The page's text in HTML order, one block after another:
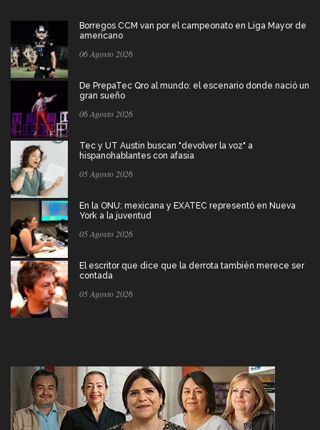
Borregos CCM van por el campeonato en Liga Mayor de
americano
06 Agosto 2026
De PrepaTec Qro al mundo: el escenario donde nació un
gran sueño
06 Agosto 2026
Tec y UT Austin buscan "devolver la voz" a
hispanohablantes con afasia
05 Agosto 2026
En la ONU: mexicana y EXATEC representó en Nueva
York a la juventud
05 Agosto 2026
El escritor que dice que la derrota también merece ser
contada
05 Agosto 2026